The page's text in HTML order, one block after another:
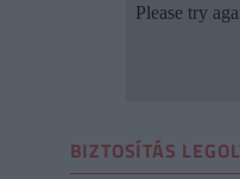
BIZTOSÍTÁS